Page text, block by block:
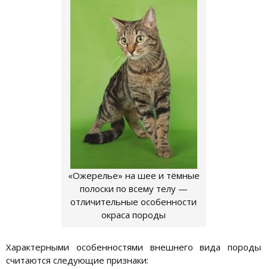
«Ожерелье» на шее и тёмные
полоски по всему телу —
отличительные особенности
окраса породы
Характерными особенностями внешнего вида породы
считаются следующие признаки: